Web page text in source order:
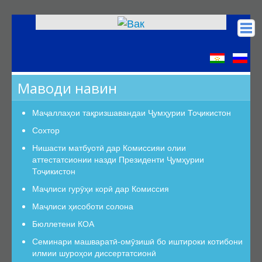
КОА
Низомномаҳо
Шуъбаи аттестатсионӣ
Шуъбаҳои аттестатсионии илмӣ
Дастурамалҳои вазифавии кормандони шуъба
Раёсат
Аъзои Раёсат
Маводи навин
Маҷаллаҳои тақризшавандаи Ҷумҳурии Тоҷикистон
Сохтор
Нишасти матбуотӣ дар Комиссияи олии
аттестатсионии назди Президенти Ҷумҳурии
Тоҷикистон
Маҷлиси гурӯҳи корӣ дар Комиссия
Маҷлиси ҳисоботи солона
Бюллетени КОА
Семинари машваратӣ-омӯзишӣ бо иштироки котибони
илмии шуроҳои диссертатсионӣ